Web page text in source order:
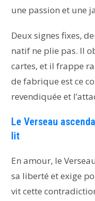
une passion et une
Deux signes fixes,
natif ne plie pas. Il
cartes, et il frappe
de fabrique est ce
revendiquée et
Le Verseau
lit
En amour, le
sa liberté et exige
vit cette